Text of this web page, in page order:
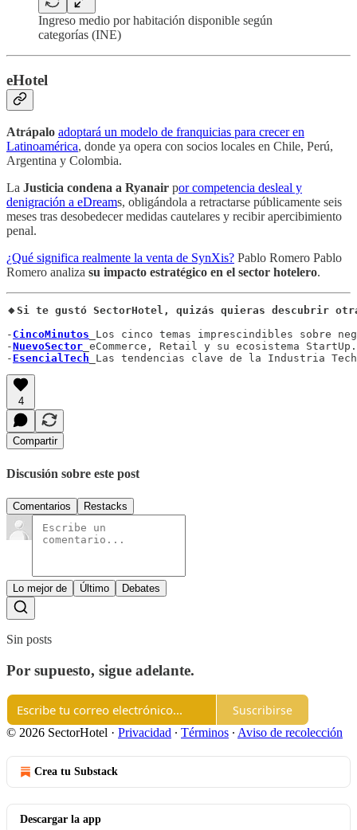
Ingreso medio por habitación disponible según
categorías (INE)
eHotel
Atrápalo adoptará un modelo de franquicias para crecer en
Latinoamérica, donde ya opera con socios locales en Chile, Perú,
Argentina y Colombia.
La Justicia condena a Ryanair por competencia desleal y
denigración a eDreams, obligándola a retractarse públicamente seis
meses tras desobedecer medidas cautelares y recibir apercibimiento
penal.
¿Qué significa realmente la venta de SynXis? Pablo Romero Pablo
Romero analiza su impacto estratégico en el sector hotelero.
🔸Si te gustó SectorHotel, quizás quieras descubrir
- CincoMinutos _Los cinco temas imprescindibles sobre
-NuevoSector _eCommerce, Retail y su ecosistema StartUp.
- EsencialTech _Las tendencias clave de la Industria
4
Compartir
Discusión sobre este post
Comentarios Restacks
Lo mejor de Último Debates
Sin posts
Por supuesto, sigue adelante.
Suscribirse
© 2026 SectorHotel · Privacidad ∙ Términos ∙ Aviso de recolección
Crea tu Substack
Descargar la app